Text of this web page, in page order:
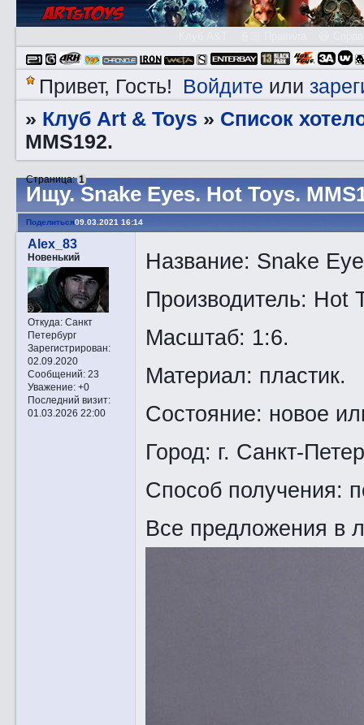
Привет, Гость! Войдите или
» Клуб Art & Toys » Список
MMS192.
Ищу. Snake Eyes. Hot Toys.
Страница:1
Поделиться09.03.2021 16:14
Alex_83
Новенький
Откуда:Санкт
Петербург
Зарегистрирован:
02.09.2020
Сообщений:23
Уважение: +0
Последний визит:
01.03.2026 22:00
Название: Snake
Производитель: Hot
Масштаб: 1:6.
Материал: пластик.
Состояние: новое
Город: г. Санкт-
Способ получения:
Все предложения в